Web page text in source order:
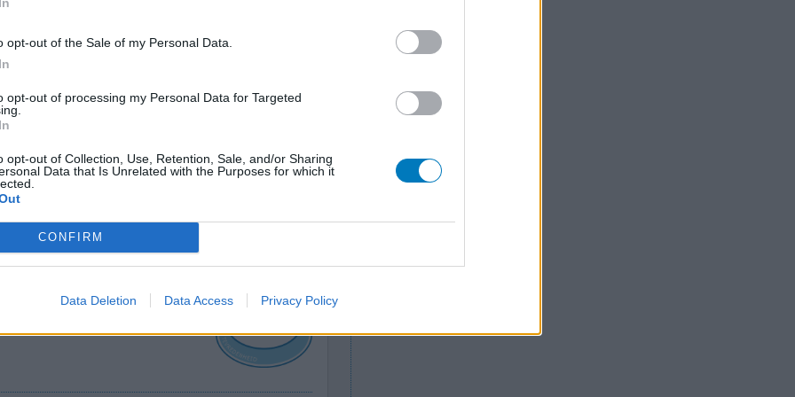
opt-out of the Sale of my Personal Data.
opt-out of processing my Personal Data for Targeted
opt-out of Collection, Use, Retention, Sale, and/or Sharing
Data that Is Unrelated with the Purposes for which it
CONFIRM
Data Deletion Data Access Privacy Policy
aardig.
gevoel.
0 reacties